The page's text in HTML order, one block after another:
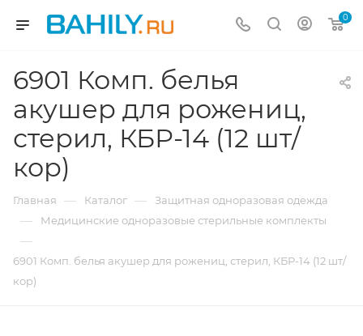
0
6901 Комп. белья
акушер для рожениц,
стерил, КБР-14 (12 шт/
кор)
Главная — Каталог — Защитная одноразовая одежда
— Медицинские одноразовые стерильные комплекты
—
6901 Комп. белья акушер для рожениц, стерил, КБР-14 (12 шт/
кор)